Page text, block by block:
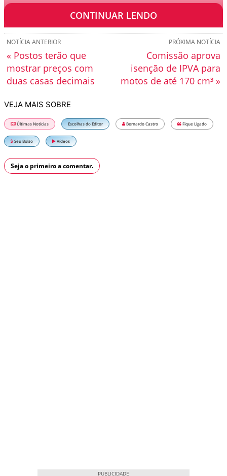
no Mundial de Rali.
CONTINUAR LENDO
PRÓXIMA NOTÍCIA
Comissão aprova
isenção de IPVA para
motos de até 170 cm³ »
NOTÍCIA ANTERIOR
« Postos terão que
mostrar preços com
duas casas decimais
VEJA MAIS SOBRE
Últimas Notícias Escolhas do Editor Bernardo Castro Fique Ligado
Seu Bolso Vídeos
Seja o primeiro a comentar.